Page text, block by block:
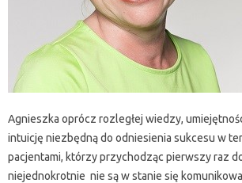
Agnieszka oprócz rozległej wiedzy,
intuicję niezbędną do odniesienia sukcesu w
pacjentami, którzy przychodząc pierwszy raz
niejednokrotnie nie są w stanie się